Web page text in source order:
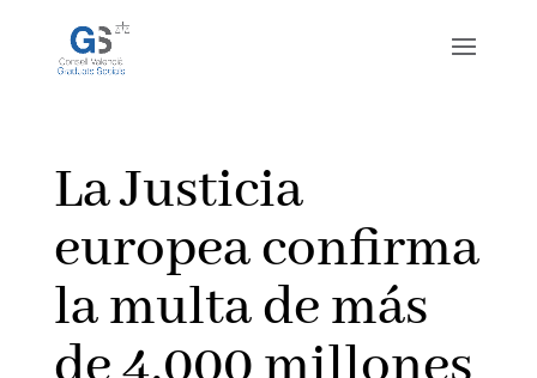
La Justicia
europea confirma
la multa de más